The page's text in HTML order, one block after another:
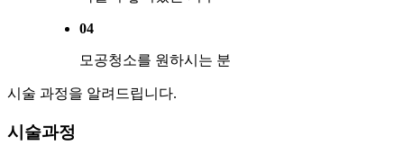
04
모공청소를 원하시는 분
시술 과정을 알려드립니다.
시술과정